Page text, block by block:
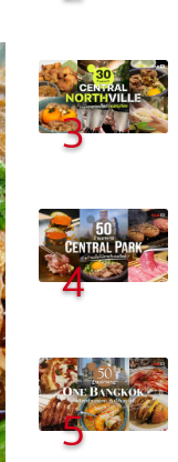
3
4
5